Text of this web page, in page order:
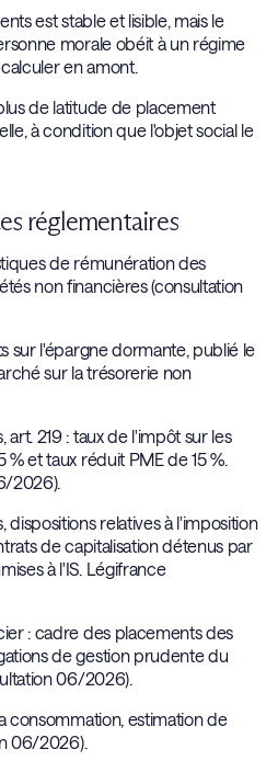
est stable et lisible, mais le
morale obéit à un régime
en amont.
de latitude de placement
à condition que l'objet social le
réglementaires
de rémunération des
non financières (consultation
sur l'épargne dormante, publié le
sur la trésorerie non
219 : taux de l'impôt sur les
et taux réduit PME de 15 %.
2026).
relatives à l'imposition
de capitalisation détenus par
à l'IS. Légifrance
: cadre des placements des
de gestion prudente du
06/2026).
consommation, estimation de
06/2026).